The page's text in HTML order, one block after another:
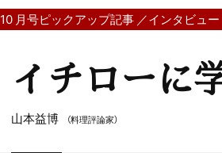
10 月号ピックアップ記事 ／インタビュー
イチローに
山本益博 （料理評論家）